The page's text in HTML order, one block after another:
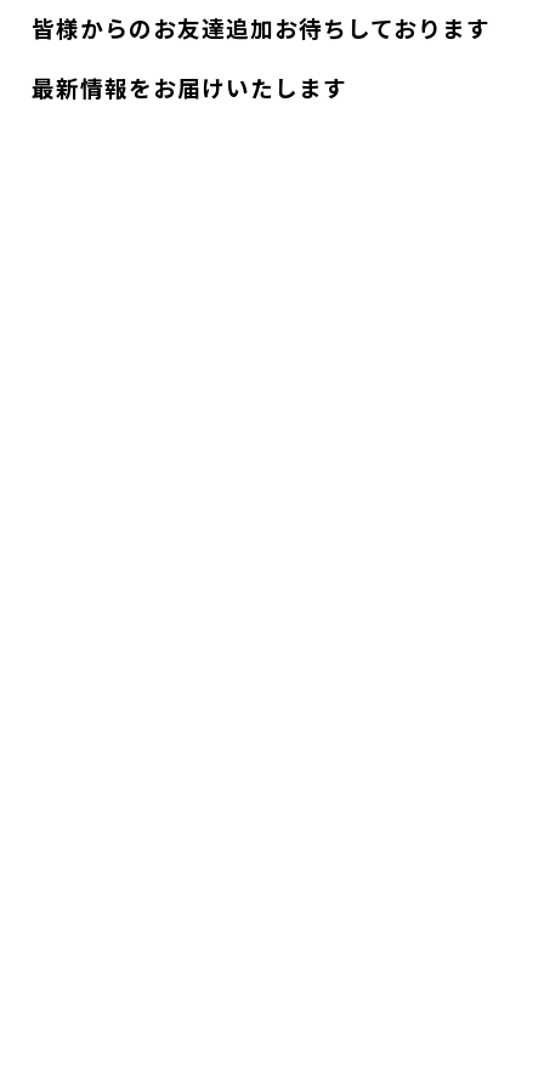
皆様からのお友達追加お待ちしております
最新情報をお届けいたします